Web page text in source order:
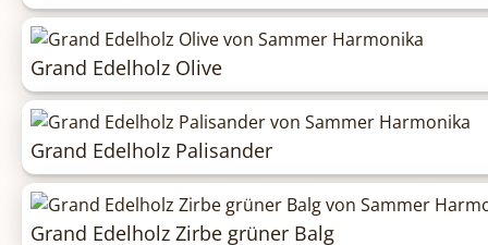
Grand Edelholz Olive
Grand Edelholz Palisander
Grand Edelholz Zirbe grüner Balg